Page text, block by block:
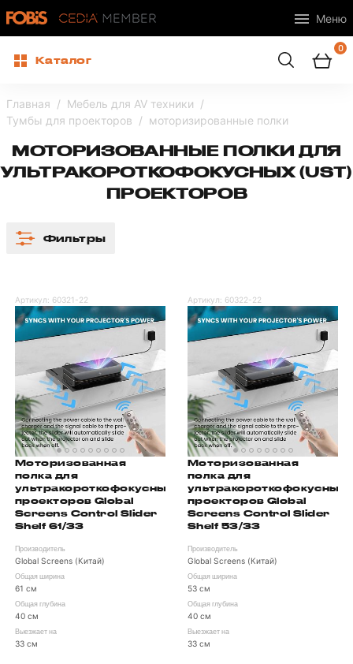
Меню
Каталог
0
Главная
Мебель для AV техники
Тумбы для проекторов
моторизированные полки
МОТОРИЗОВАННЫЕ ПОЛКИ ДЛЯ
УЛЬТРАКОРОТКОФОКУСНЫХ (UST)
ПРОЕКТОРОВ
Фильтры
Артикул: 60321-22
Моторизованная
полка для
ультракороткофокусных
проекторов Global
Screens Control Slider
Shelf 61/33
Производитель
Global Screens (Китай)
Общая ширина
61 см
Общая глубина
40 см
Выезжает на
33 см
Артикул: 60322-22
Моторизованная
полка для
ультракороткофокусных
проекторов Global
Screens Control Slider
Shelf 53/33
Производитель
Global Screens (Китай)
Общая ширина
53 см
Общая глубина
40 см
Выезжает на
33 см